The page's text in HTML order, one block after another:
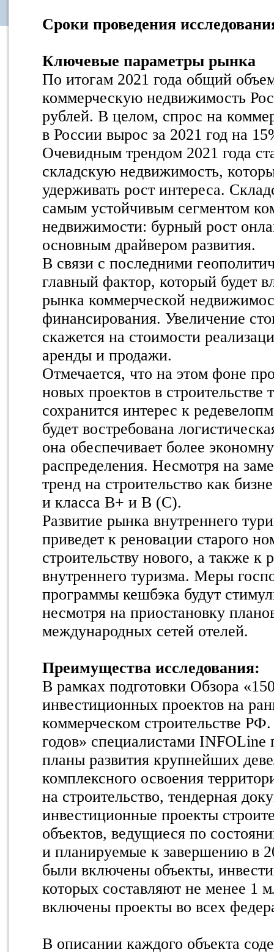
Сроки проведения
Ключевые параметры рынка
По итогам 2021 года общий
коммерческую недвижимость
рублей. В целом, спрос на
в России вырос за 2021 год на
Очевидным трендом 2021 года
складскую недвижимость,
удерживать рост интереса.
самым устойчивым сегментом
недвижимости: бурный рост
основным драйвером развития.
В связи с последними
главный фактор, который будет
рынка коммерческой
финансирования. Увеличение
скажется на стоимости
аренды и продажи.
Отмечается, что на этом фоне
новых проектов в строительстве
сохранится интерес к
будет востребована
она обеспечивает более
распределения. Несмотря на
тренд на строительство как
и класса B+ и B (C).
Развитие рынка внутреннего
приведет к реновации старого
строительству нового, а также к
внутреннего туризма. Меры
программы кешбэка будут
несмотря на приостановку
международных сетей отелей.
Преимущества исследования:
В рамках подготовки Обзора
инвестиционных проектов на
коммерческом строительстве
годов» специалистами INFOLine
планы развития крупнейших
комплексного освоения
на строительство, тендерная
инвестиционные проекты
объектов, ведущиеся по
и планируемые к завершению в
были включены объекты,
которых составляют не менее 1
включены проекты во всех
В описании каждого объекта